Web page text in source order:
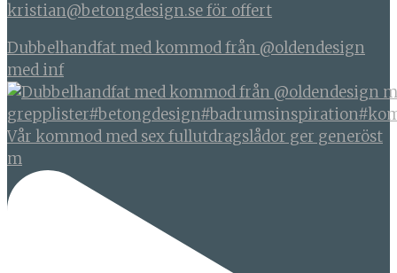
kristian@betongdesign.se för offert
Dubbelhandfat med kommod från @oldendesign
med inf
Vår kommod med sex fullutdragslådor ger generöst
m